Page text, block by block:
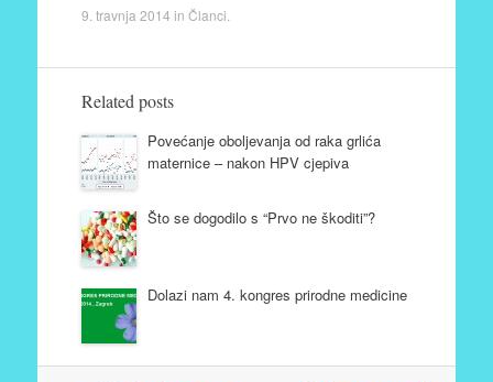
9. travnja 2014 in Članci
Related posts
Povećanje oboljevanja od raka grlića
maternice – nakon HPV cjepiva
Što se dogodilo s “Prvo ne škoditi”?
Dolazi nam 4. kongres prirodne medicine